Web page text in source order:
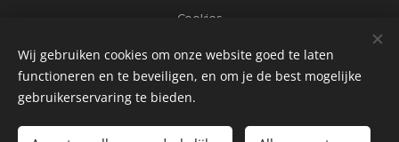
Cookies
Languages
Nederlands
English Español Français
Wij gebruiken cookies om onze website goed te laten
functioneren en te beveiligen, en om je de best mogelijke
gebruikerservaring te bieden.